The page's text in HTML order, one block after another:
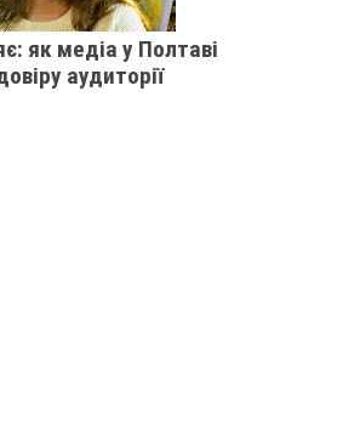
як медіа у Полтаві
аудиторії